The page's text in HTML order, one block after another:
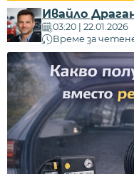
Ивайло
03:20 | 22.01.2026
Време за